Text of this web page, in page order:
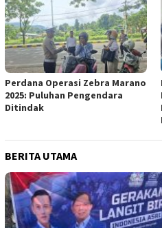
Perdana Operasi Zebra Marano
2025: Puluhan Pengendara
Ditindak
BERITA UTAMA